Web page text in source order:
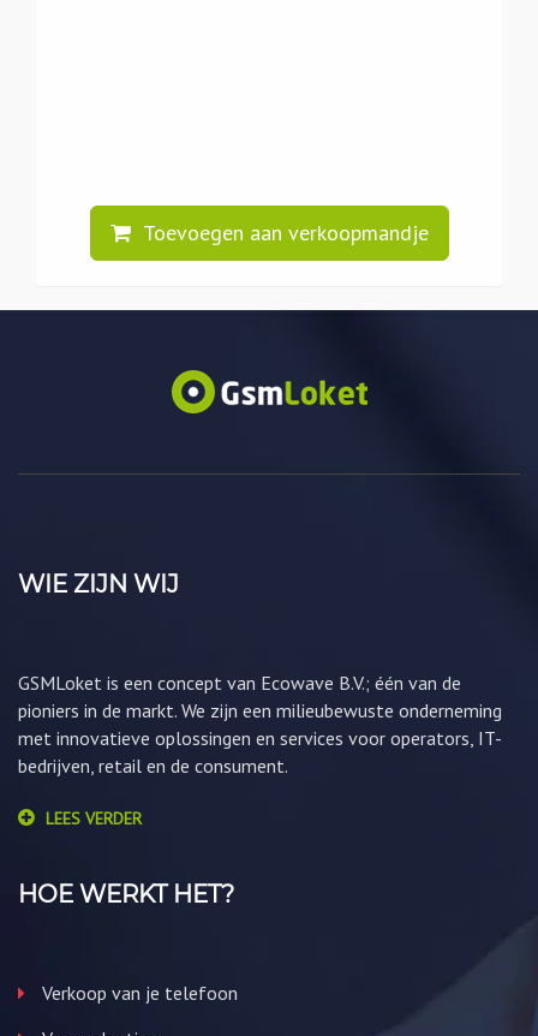
Toevoegen aan verkoopmandje
WIE ZIJN WIJ
GSMLoket is een concept van Ecowave B.V.; één van de
pioniers in de markt. We zijn een milieubewuste onderneming
met innovatieve oplossingen en services voor operators, IT-
bedrijven, retail en de consument.
LEES VERDER
HOE WERKT HET?
Verkoop van je telefoon